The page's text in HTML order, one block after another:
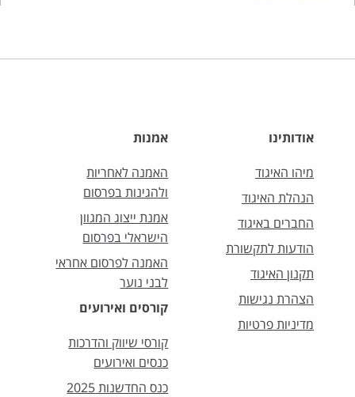
אודותינו
מיהו האיגוד
הנהלת האיגוד
החברים באיגוד
הודעות לתקשורת
תקנון האיגוד
הצהרת נגישות
מדיניות פרטיות
אמנות
האמנה לאחריות
ולהגינות בפרסום
אמנת ייצוג המגוון
הישראלי בפרסום
האמנה לפרסום אחראי
לבני נוער
קורסים ואירועים
קורסי שיווק והדרכות
כנסים ואירועים
כנס החדשנות 2025